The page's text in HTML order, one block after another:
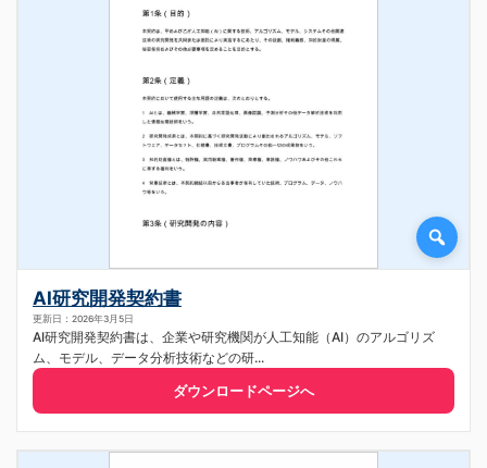
AI研究開発契約書
更新日：2026年3月5日
AI研究開発契約書は、企業や研究機関が人工知能（AI）のアルゴリズ
ム、モデル、データ分析技術などの研...
ダウンロードページへ